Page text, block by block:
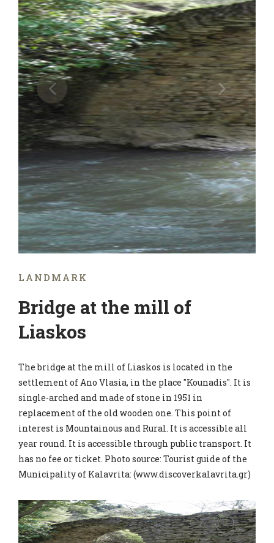
LANDMARK
Bridge at the mill of
Liaskos
The bridge at the mill of Liaskos is located in the
settlement of Ano Vlasia, in the place "Kounadis". It is
single-arched and made of stone in 1951 in
replacement of the old wooden one. This point of
interest is Mountainous and Rural. It is accessible all
year round. It is accessible through public transport. It
has no fee or ticket. Photo source: Tourist guide of the
Municipality of Kalavrita: (www.discoverkalavrita.gr)